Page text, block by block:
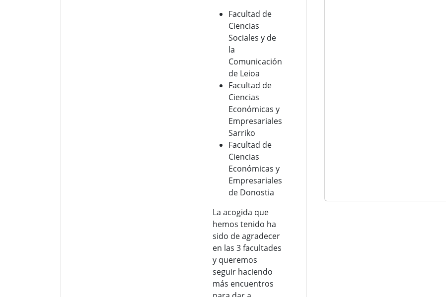
Facultad de
Ciencias
Sociales y de
la
Comunicación
de Leioa
Facultad de
Ciencias
Económicas y
Empresariales
Sarriko
Facultad de
Ciencias
Económicas y
Empresariales
de Donostia
La acogida que
hemos tenido ha
sido de agradecer
en las 3 facultades
y queremos
seguir haciendo
más encuentros